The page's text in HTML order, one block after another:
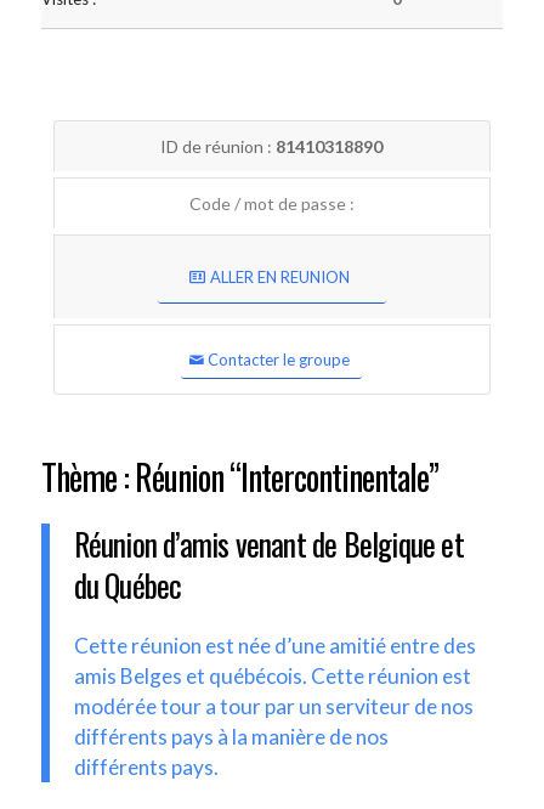
ID de réunion : 81410318890
Code / mot de passe :
ALLER EN REUNION
Contacter le groupe
Thème : Réunion “Intercontinentale”
Réunion d’amis venant de Belgique et
du Québec
Cette réunion est née d’une amitié entre des
amis Belges et québécois. Cette réunion est
modérée tour a tour par un serviteur de nos
différents pays à la manière de nos
différents pays.